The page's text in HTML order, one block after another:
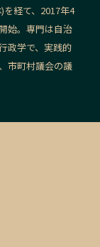
経て、2017年4
始。専門は自治
政学で、実践的
市町村議会の議